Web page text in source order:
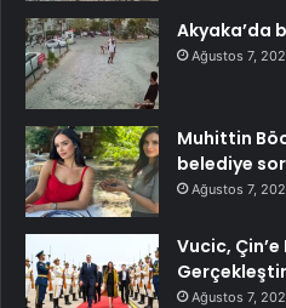
Akyaka’da
Ağustos 7,
Muhittin
belediye
Ağustos 7,
Vucic,
Ağustos 7,